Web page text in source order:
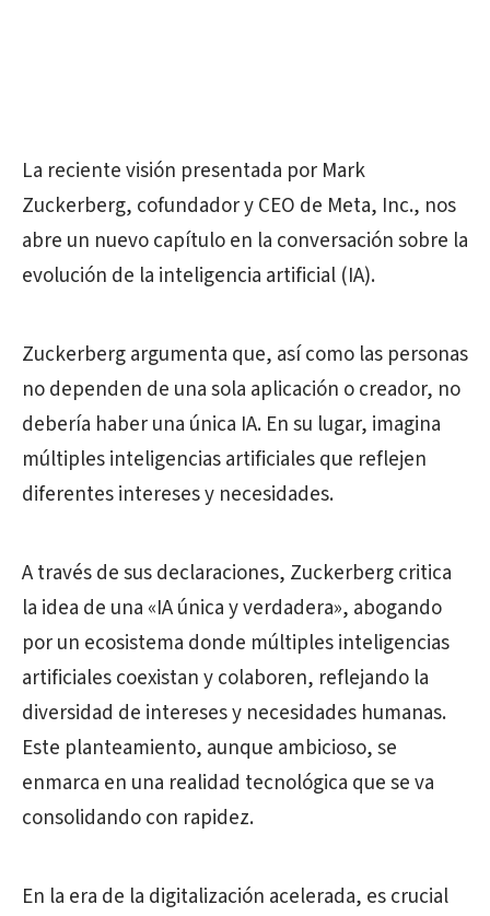
La reciente visión presentada por Mark
Zuckerberg, cofundador y CEO de Meta, Inc., nos
abre un nuevo capítulo en la conversación sobre la
evolución de la inteligencia artificial (IA).
Zuckerberg argumenta que, así como las personas
no dependen de una sola aplicación o creador, no
debería haber una única IA. En su lugar, imagina
múltiples inteligencias artificiales que reflejen
diferentes intereses y necesidades.
A través de sus declaraciones, Zuckerberg critica
la idea de una «IA única y verdadera», abogando
por un ecosistema donde múltiples inteligencias
artificiales coexistan y colaboren, reflejando la
diversidad de intereses y necesidades humanas.
Este planteamiento, aunque ambicioso, se
enmarca en una realidad tecnológica que se va
consolidando con rapidez.
En la era de la digitalización acelerada, es crucial